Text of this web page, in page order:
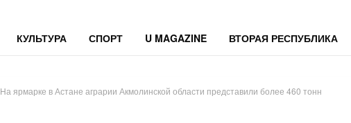
КУЛЬТУРА СПОРТ U MAGAZINE ВТОРАЯ РЕСПУБЛИКА
На ярмарке в Астане аграрии Акмолинской области представили более 460 тонн